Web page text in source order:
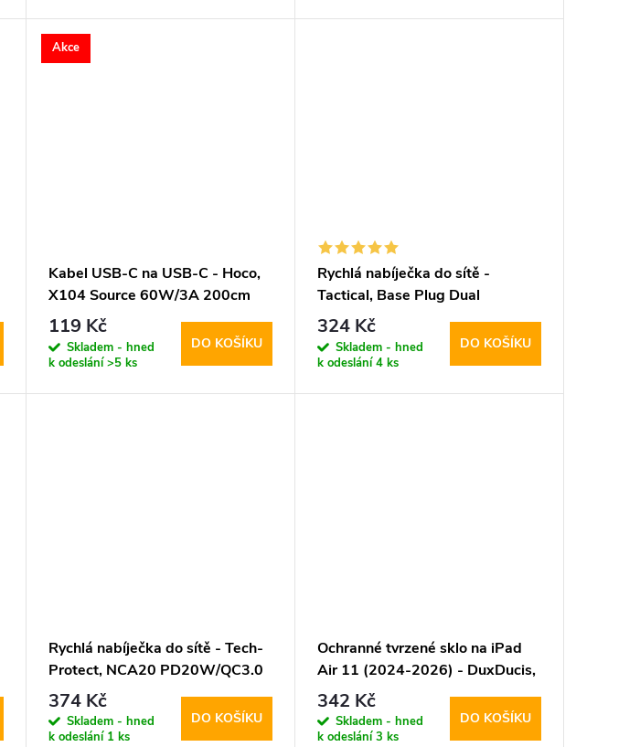
Akce
Kabel USB-C na USB-C - Hoco,
X104 Source 60W/3A 200cm
White
119 Kč
Skladem - hned
k odeslání>5 ks
DO KOŠÍKU
Rychlá nabíječka do sítě -
Tactical, Base Plug Dual
PD20W/QC3.0 White
324 Kč
Skladem - hned
k odeslání4 ks
DO KOŠÍKU
Rychlá nabíječka do sítě - Tech-
Protect, NCA20 PD20W/QC3.0
+ Lightning kabel
374 Kč
Skladem - hned
k odeslání 1 ks
DO KOŠÍKU
Ochranné tvrzené sklo na iPad
Air 11 (2024-2026) - DuxDucis,
Tempered Glass
342 Kč
Skladem - hned
k odeslání3 ks
DO KOŠÍKU